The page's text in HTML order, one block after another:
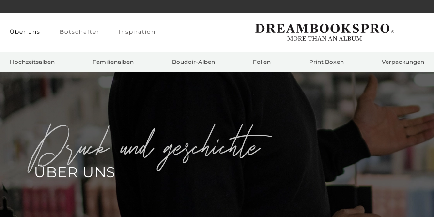
Über uns Botschafter Inspiration
Hochzeitsalben Familienalben Boudoir-Alben Folien Print Boxen Verpackungen
druck und geschichte
ÜBER UNS